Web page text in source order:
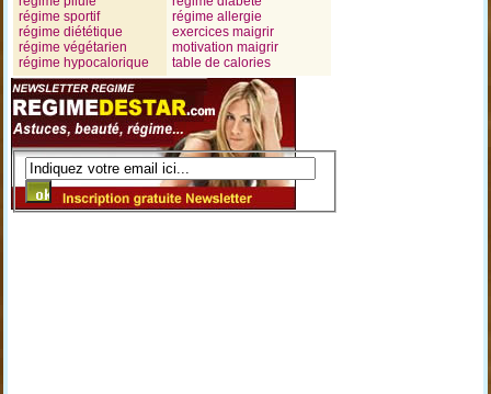
régime sportif
régime diététique
régime végétarien
régime hypocalorique
régime allergie
exercices maigrir
motivation maigrir
table de calories